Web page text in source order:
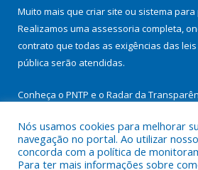
Muito mais que criar site ou sistema
Realizamos uma assessoria completa,
contrato que todas as exigências das
pública serão atendidas.
Conheça o PNTP e o Radar da
Nós usamos cookies para melhorar
navegação no portal. Ao utilizar
concorda com a política de
Para ter mais informações sobre